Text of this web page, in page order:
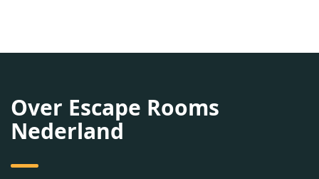
Over Escape Rooms
Nederland